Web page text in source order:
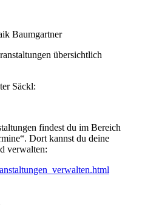
Baumgartner
übersichtlich
Säckl:
findest du im Bereich
Dort kannst du deine
verwalten: